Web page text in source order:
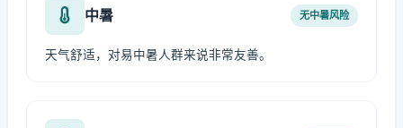
中暑 无中暑风险
天气舒适，对易中暑人群来说非常友善。